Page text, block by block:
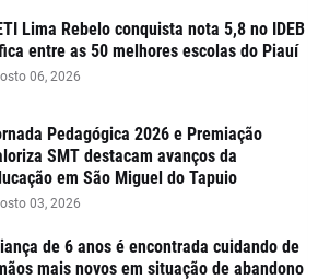
Lima Rebelo conquista nota 5,8 no IDEB
entre as 50 melhores escolas do Piauí
06, 2026
Pedagógica 2026 e Premiação
SMT destacam avanços da
em São Miguel do Tapuio
03, 2026
de 6 anos é encontrada cuidando de
mais novos em situação de abandono